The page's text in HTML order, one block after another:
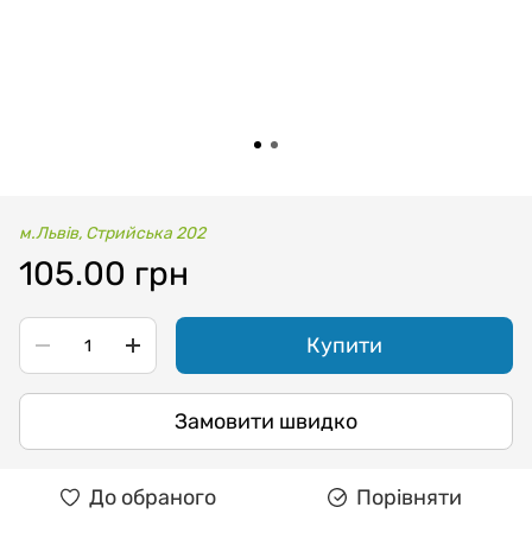
м.Львів, Стрийська 202
105.00 грн
Купити
Замовити швидко
До обраного Порівняти